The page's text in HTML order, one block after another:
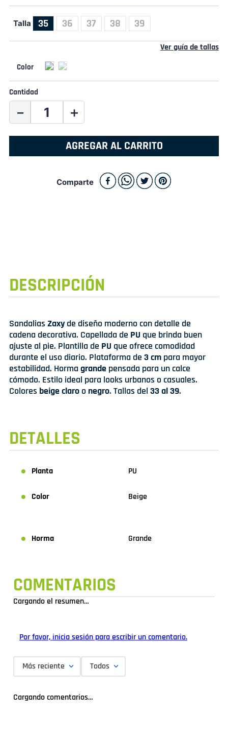
Talla 35 36 37 38 39
Ver guía de tallas
Cantidad
＋
－
AGREGAR AL CARRITO
Comparte
DESCRIPCIÓN
Sandalias Zaxy de diseño moderno con detalle de
cadena decorativa. Capellada de PU que brinda buen
ajuste al pie. Plantilla de PU que ofrece comodidad
durante el uso diario. Plataforma de 3 cm para mayor
estabilidad. Hormagrande pensada para un calce
cómodo. Estilo ideal para looks urbanos o casuales.
Colores beige claro o negro. Tallas del 33 al 39.
DETALLES
Planta PU
Color Beige
Horma Grande
COMENTARIOS
Cargando el resumen…
Por favor, inicia sesión para escribir un comentario.
Más reciente Todos
Cargando comentarios…